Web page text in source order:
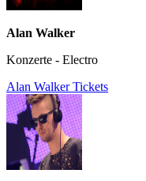
Alan Walker
Konzerte - Electro
Alan Walker Tickets